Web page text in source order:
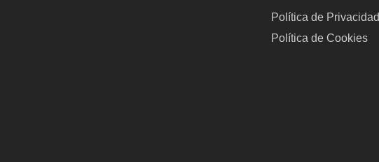
Política de Privacidad
Política de Cookies